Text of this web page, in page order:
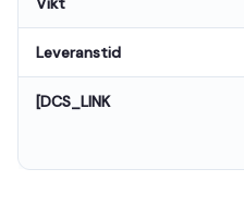
Leveranstid
[DCS_LINK